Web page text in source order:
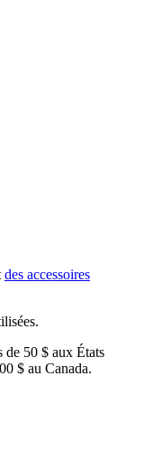
des accessoires
de 50 $ aux États
$ au Canada.